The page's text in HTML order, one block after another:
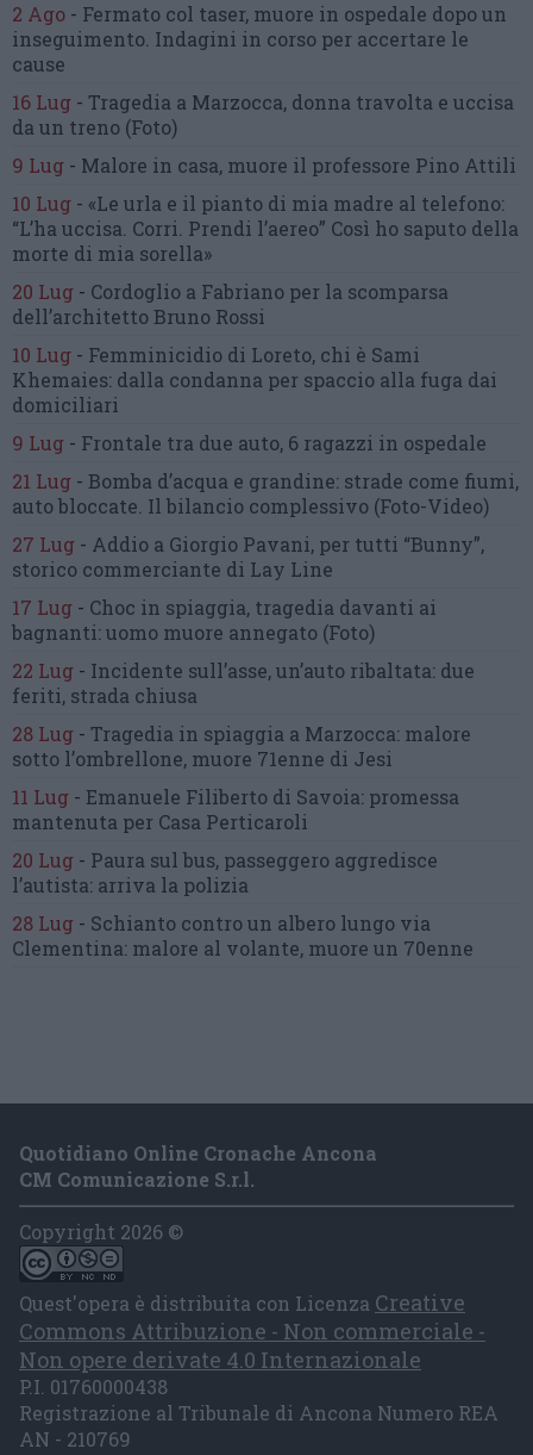
2 Ago - Fermato col taser, muore in ospedale dopo un
inseguimento. Indagini in corso per accertare le
cause
16 Lug - Tragedia a Marzocca, donna travolta e uccisa
da un treno (Foto)
9 Lug - Malore in casa, muore il professore Pino Attili
10 Lug - «Le urla e il pianto di mia madre al telefono:
“L’ha uccisa. Corri. Prendi l’aereo” Così ho saputo della
morte di mia sorella»
20 Lug - Cordoglio a Fabriano per la scomparsa
dell’architetto Bruno Rossi
10 Lug - Femminicidio di Loreto, chi è Sami
Khemaies: dalla condanna per spaccio alla fuga dai
domiciliari
9 Lug - Frontale tra due auto, 6 ragazzi in ospedale
21 Lug - Bomba d’acqua e grandine: strade come fiumi,
auto bloccate. Il bilancio complessivo (Foto-Video)
27 Lug - Addio a Giorgio Pavani, per tutti “Bunny”,
storico commerciante di Lay Line
17 Lug - Choc in spiaggia, tragedia davanti ai
bagnanti:uomo muore annegato (Foto)
22 Lug - Incidente sull’asse, un’auto ribaltata: due
feriti, strada chiusa
28 Lug - Tragedia in spiaggia a Marzocca: malore
sotto l’ombrellone, muore 71enne di Jesi
11 Lug - Emanuele Filiberto di Savoia: promessa
mantenuta per Casa Perticaroli
20 Lug - Paura sul bus, passeggero aggredisce
l’autista: arriva la polizia
28 Lug - Schianto contro un albero lungo via
Clementina: malore al volante, muore un 70enne
Quotidiano Online Cronache Ancona
CM Comunicazione S.r.l.
Copyright 2026 ©
Quest'opera è distribuita con Licenza Creative
Commons Attribuzione - Non commerciale -
Non opere derivate 4.0 Internazionale
P.I. 01760000438
Registrazione al Tribunale di Ancona Numero REA
AN - 210769